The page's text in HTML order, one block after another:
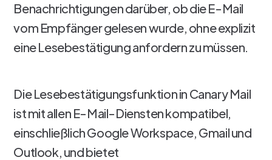
Benachrichtigungen darüber, ob die E-Mail
vom Empfänger gelesen wurde, ohne explizit
eine Lesebestätigung anfordern zu müssen.
Die Lesebestätigungsfunktion in Canary Mail
ist mit allen E-Mail-Diensten kompatibel,
einschließlich Google Workspace, Gmail und
Outlook, und bietet